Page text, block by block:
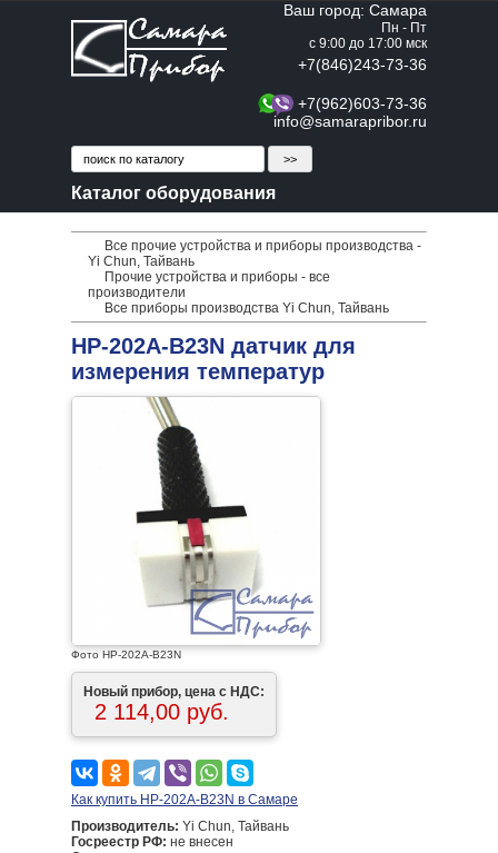
Ваш город: Самара
Пн - Пт
с 9:00 до 17:00 мск
+7(846)243-73-36
+7(962)603-73-36
info@samarapribor.ru
Каталог оборудования
Все прочие устройства и приборы производства -
Yi Chun, Тайвань
Прочие устройства и приборы - все
производители
Все приборы производства Yi Chun, Тайвань
HP-202A-B23N датчик для
измерения температур
Фото HP-202A-B23N
Новый прибор, цена с НДС:
2 114,00 руб.
Как купить HP-202A-B23N в Самаре
Производитель: Yi Chun, Тайвань
Госреестр РФ: не внесен